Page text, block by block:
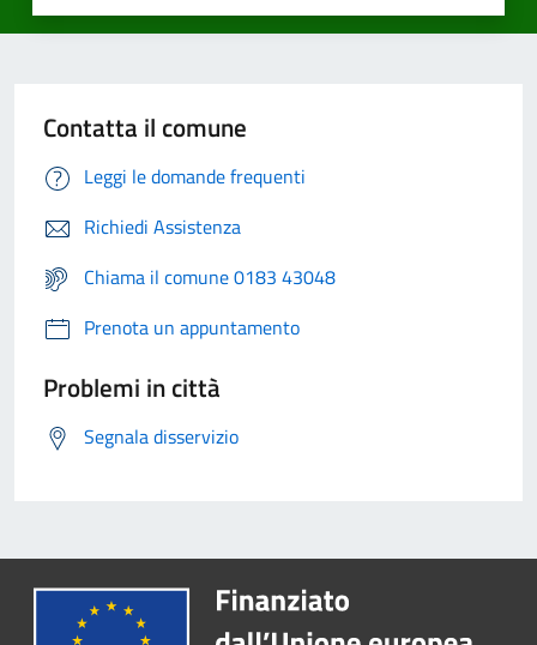
Contatta il comune
Leggi le domande frequenti
Richiedi Assistenza
Chiama il comune 0183 43048
Prenota un appuntamento
Problemi in città
Segnala disservizio